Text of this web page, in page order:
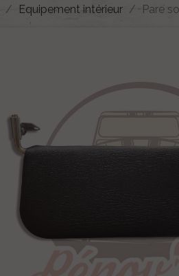
Equipement intérieur Pare